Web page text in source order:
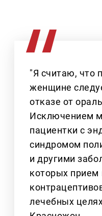
"Я считаю, что
женщине
отказе от
Исключением
пациентки с
синдромом
и другими
которых
лечебных